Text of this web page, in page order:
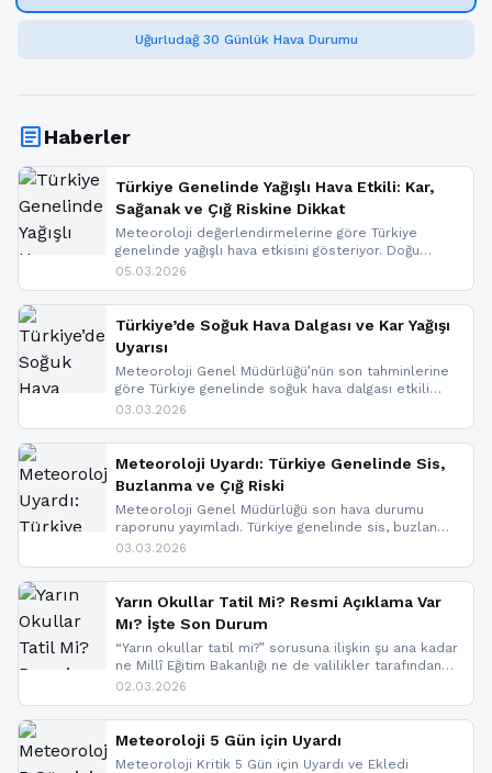
Uğurludağ 30 Günlük Hava Durumu
articleHaberler
Türkiye Genelinde Yağışlı Hava Etkili: Kar,
Sağanak ve Çığ Riskine Dikkat
Meteoroloji değerlendirmelerine göre Türkiye
genelinde yağışlı hava etkisini gösteriyor. Doğu
bölgelerinde kar yağışı beklenirken Marmara ve
ise çığ tehlikesi bulunuyor. İç kesimlerde sis ve pus
nedeniyle görüş mesafesinde azalma
yaşanabileceği belirtiliyor.
05.03.2026
Türkiye’de Soğuk Hava Dalgası ve Kar Yağışı
Uyarısı
Meteoroloji Genel Müdürlüğü’nün son tahminlerine
göre Türkiye genelinde soğuk hava dalgası etkili
oluyor. Birçok il için kar yağışı ve buzlanma uyarısı
03.03.2026
Meteoroloji Uyardı: Türkiye Genelinde Sis,
Buzlanma ve Çığ Riski
Meteoroloji Genel Müdürlüğü son hava durumu
raporunu yayımladı. Türkiye genelinde sis, buzlanma
ve don beklenirken Doğu Anadolu ve Doğu
yapıldı. İşte son dakika meteoroloji gelişmeleri.
03.03.2026
Yarın Okullar Tatil Mi? Resmi Açıklama Var
Mı? İşte Son Durum
“Yarın okullar tatil mi?” sorusuna ilişkin şu ana kadar
ne Millî Eğitim Bakanlığı ne de valilikler tarafından
yapılmış resmi bir tatil açıklaması bulunmamaktadır.
paylaşacağız. En hızlı şekilde haberdar olmak için
sitemizi takip edebilir ve bildirimleri açabilirsiniz.
02.03.2026
Meteoroloji 5 Gün için Uyardı
Meteoroloji Kritik 5 Gün için Uyardı ve Ekledi